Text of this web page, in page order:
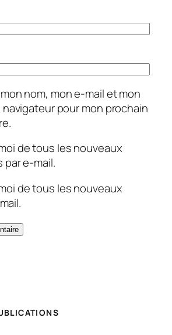
nom, mon e-mail et mon
pour mon prochain
de tous les nouveaux
par e-mail.
de tous les nouveaux